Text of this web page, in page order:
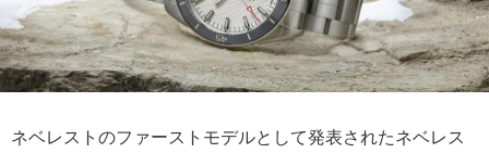
ネベレストのファーストモデルとして発表されたネベレス